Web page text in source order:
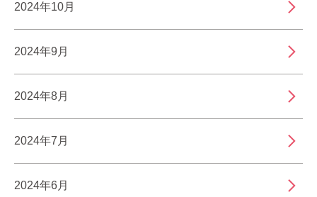
2024年10月
2024年9月
2024年8月
2024年7月
2024年6月